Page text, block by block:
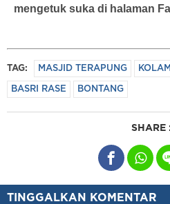
mengetuk suka di halaman
TAG: MASJID TERAPUNG
BASRI RASE BONTANG
SHARE
TINGGALKAN KOMENTAR